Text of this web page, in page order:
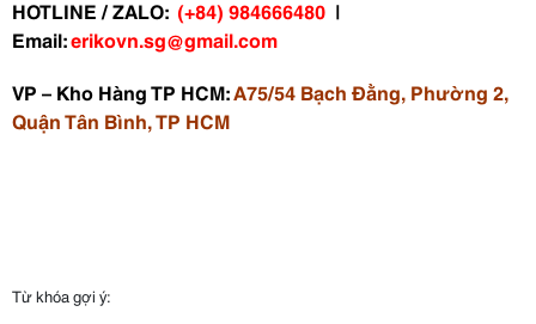
HOTLINE / ZALO: (+84) 984666480 |
Email:erikovn.sg@gmail.com
VP – Kho Hàng TP HCM:A75/54 Bạch Đằng, Phường 2,
Quận Tân Bình, TP HCM
Từ khóa gợi ý: